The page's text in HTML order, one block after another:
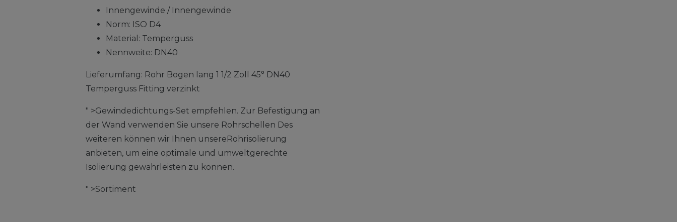
Innengewinde / Innengewinde
Norm: ISO D4
Material: Temperguss
Nennweite: DN40
Lieferumfang: Rohr Bogen lang 1 1/2 Zoll 45° DN40
Temperguss Fitting verzinkt
" >Gewindedichtungs-Set empfehlen. Zur Befestigung an
der Wand verwenden Sie unsere Rohrschellen Des
weiteren können wir Ihnen unsereRohrisolierung
anbieten, um eine optimale und umweltgerechte
Isolierung gewährleisten zu können.
" >Sortiment